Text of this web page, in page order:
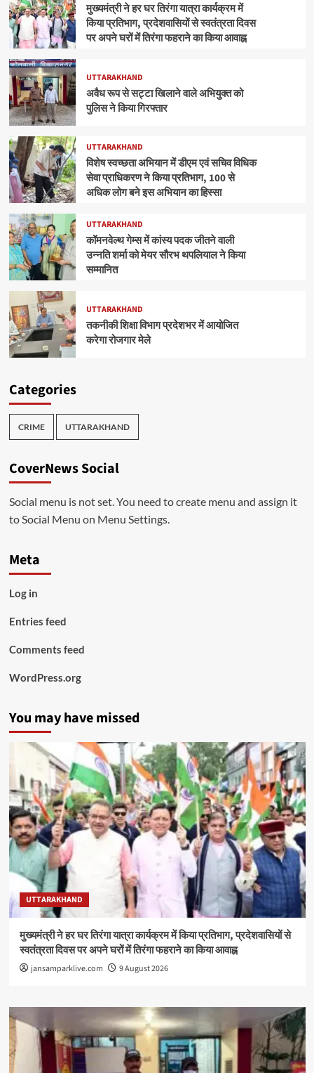
मुख्यमंत्री ने हर घर तिरंगा यात्रा कार्यक्रम में
किया प्रतिभाग, प्रदेशवासियों से स्वतंत्रता दिवस
पर अपने घरों में तिरंगा फहराने का किया आवाह्न
UTTARAKHAND
अवैध रूप से सट्टा खिलाने वाले अभियुक्त को
पुलिस ने किया गिरफ्तार
UTTARAKHAND
विशेष स्वच्छता अभियान में डीएम एवं सचिव विधिक
सेवा प्राधिकरण ने किया प्रतिभाग, 100 से
अधिक लोग बने इस अभियान का हिस्सा
UTTARAKHAND
कॉमनवेल्थ गेम्स में कांस्य पदक जीतने वाली
उन्नति शर्मा को मेयर सौरभ थपलियाल ने किया
सम्मानित
UTTARAKHAND
तकनीकी शिक्षा विभाग प्रदेशभर में आयोजित
करेगा रोजगार मेले
Categories
CRIME UTTARAKHAND
CoverNews Social
Social menu is not set. You need to create menu and assign it
to Social Menu on Menu Settings.
Meta
Log in
Entries feed
Comments feed
WordPress.org
You may have missed
UTTARAKHAND
मुख्यमंत्री ने हर घर तिरंगा यात्रा कार्यक्रम में किया प्रतिभाग, प्रदेशवासियों से
स्वतंत्रता दिवस पर अपने घरों में तिरंगा फहराने का किया आवाह्न
jansamparklive.com 9 August 2026